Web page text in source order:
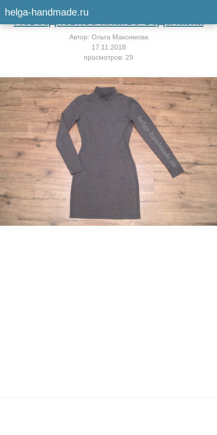
helga-handmade.ruВернуться к мастер-классу
Повседневное платье-водолазка
Автор: Ольга Максимова
17.11.2018
просмотров: 29